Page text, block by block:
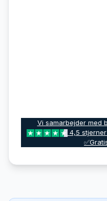
Vi samarbejder med
4,5